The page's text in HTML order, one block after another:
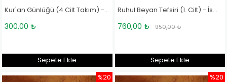
Kur'an Günlüğü (4 Cilt Takım) - Cafer Durmuş
300,00 ₺
Sepete Ekle
Ruhul Beyan Tefsiri (1. Cilt) - İsmail Hakkı Bursevi
760,00 ₺ 950,00 ₺
Sepete Ekle
%20 %20